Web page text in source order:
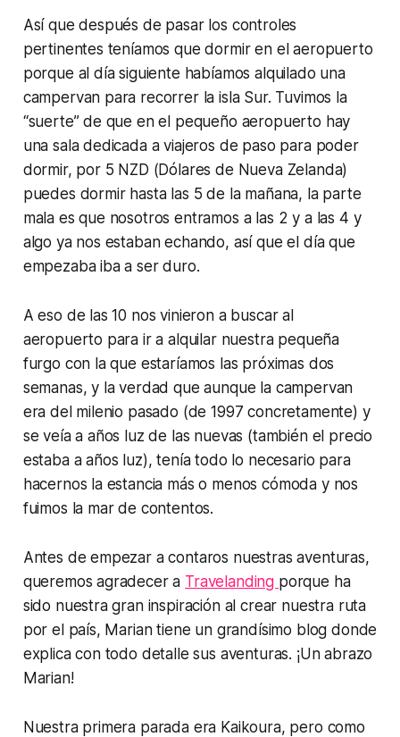
Así que después de pasar los controles
pertinentes teníamos que dormir en el aeropuerto
porque al día siguiente habíamos alquilado una
campervan para recorrer la isla Sur. Tuvimos la
“suerte” de que en el pequeño aeropuerto hay
una sala dedicada a viajeros de paso para poder
dormir, por 5 NZD (Dólares de Nueva Zelanda)
puedes dormir hasta las 5 de la mañana, la parte
mala es que nosotros entramos a las 2 y a las 4 y
algo ya nos estaban echando, así que el día que
empezaba iba a ser duro.
A eso de las 10 nos vinieron a buscar al
aeropuerto para ir a alquilar nuestra pequeña
furgo con la que estaríamos las próximas dos
semanas, y la verdad que aunque la campervan
era del milenio pasado (de 1997 concretamente) y
se veía a años luz de las nuevas (también el precio
estaba a años luz), tenía todo lo necesario para
hacernos la estancia más o menos cómoda y nos
fuimos la mar de contentos.
Antes de empezar a contaros nuestras aventuras,
queremos agradecer a Travelanding porque ha
sido nuestra gran inspiración al crear nuestra ruta
por el país, Marian tiene un grandísimo blog donde
explica con todo detalle sus aventuras. ¡Un abrazo
Marian!
Nuestra primera parada era Kaikoura, pero como